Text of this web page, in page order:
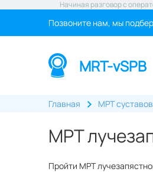
Начиная разговор с
Позвоните нам, мы
MRT-vSPB
Главная МРТ суставов
МРТ
Пройти МРТ